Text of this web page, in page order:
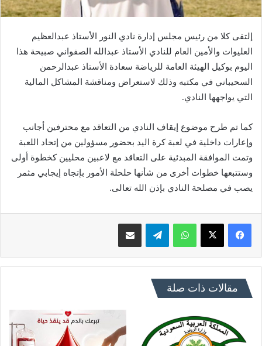
إلتقى كلا من رئيس مجلس إدارة نادي النور الأستاذ عبدالعظيم
العليوات والأمين العام للنادي الأستاذ عبدالله الصفواني صبيحة هذا
اليوم بوكيل الهيئة العامة للرياضة سعادة الأستاذ عبدالرحمن
السحيباني في مكتبه وذلك لاستعراض ومناقشة المشاكل المالية
التي يواجهها النادي.
كما تم طرح موضوع إيقاف النادي من التعاقد مع محترفين أجانب
وإعارات داخلية في لعبة كرة اليد بحضور مسؤولين من إتحاد اللعبة
وتمت الموافقة المبدئية على التعاقد مع لاعبين محليين كخطوة أولى
وستتبعها خطوات أخرى من شأنها حلحلة الأمور بإتجاه إيجابي مثمر
يصب في مصلحة النادي بإذن الله تعالى.
فيسبوك X واتساب تيلقرام
مقالات ذات صلة